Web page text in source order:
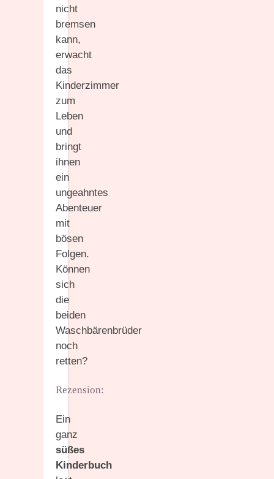
nicht
bremsen
kann,
erwacht
das
Kinderzimmer
zum
Leben
und
bringt
ihnen
ein
ungeahntes
Abenteuer
mit
bösen
Folgen.
Können
sich
die
beiden
Waschbärenbrüder
noch
retten?
Rezension:
Ein
ganz
süßes
Kinderbuch